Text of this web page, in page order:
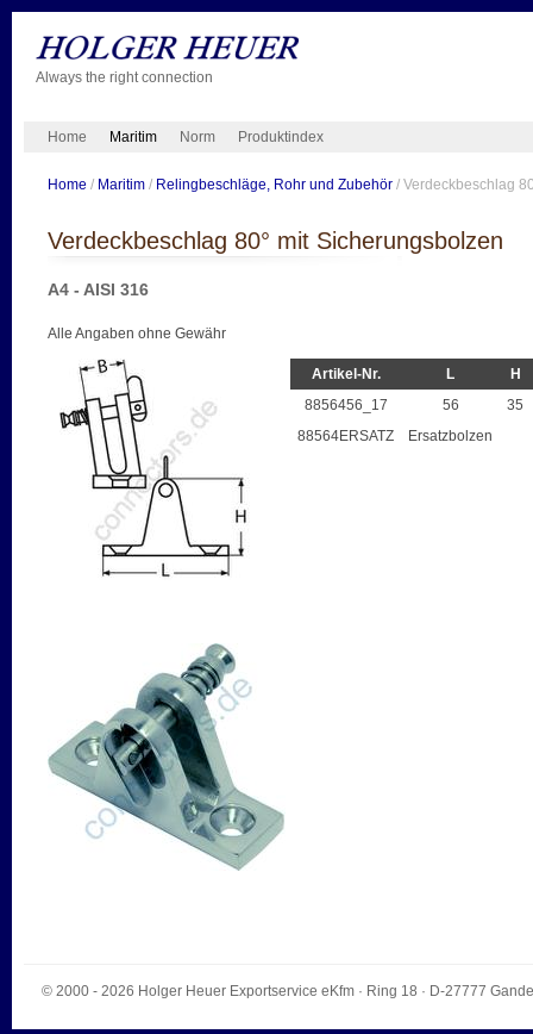
Always the right connection
Home Maritim Norm Produktindex
Home / Maritim/ Relingbeschläge, Rohr und Zubehör/ Verdeckbeschlag
Verdeckbeschlag 80° mit Sicherungsbolzen
A4 - AISI 316
Alle Angaben ohne Gewähr
Artikel-Nr. L
H
8856456_17
56
35
88564ERSATZ
Ersatzbolzen
© 2000 - 2026 Holger Heuer Exportservice eKfm· Ring 18 · D-27777